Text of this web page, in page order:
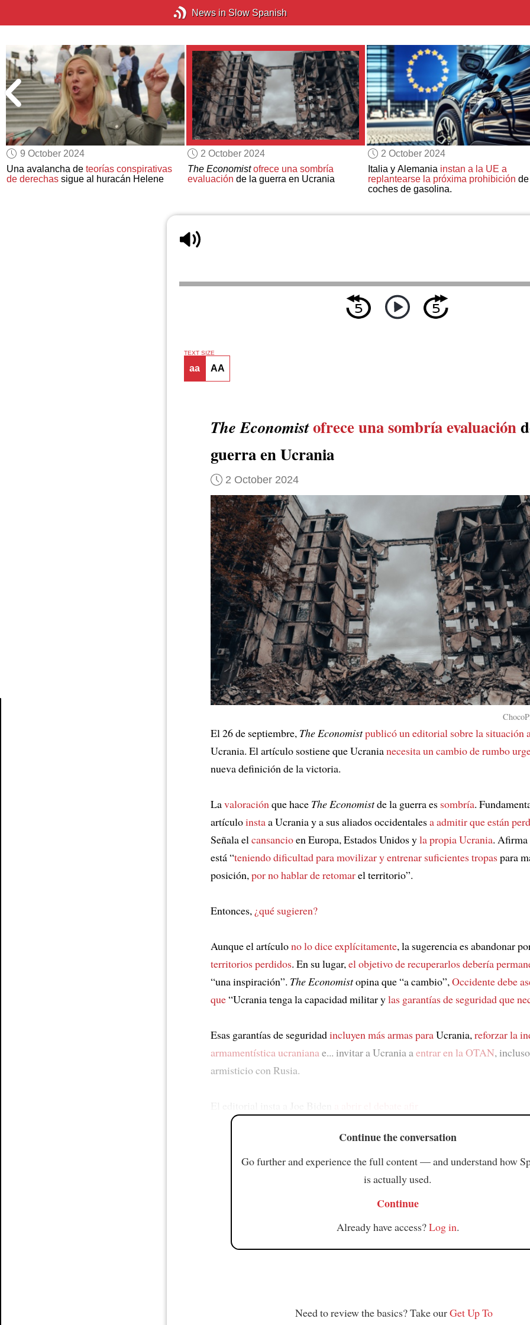
News in Slow Spanish
9 October 2024
Una avalancha deteorías conspirativas
de derechas sigue al huracán Helene
2 October 2024
The Economist ofrece una sombría
evaluación de la guerra en Ucrania
2 October 2024
Italia y Alemania instan a la UE a
replantearse la próxima prohibición
coches de gasolina.
TEXT SIZE
aa AA
The Economistofrece una sombría evaluación
guerra en Ucrania
2 October 2024
El 26 de septiembre, The Economistpublicó un editorial sobre la situación
Ucrania. El artículo sostiene que Ucranianecesita un cambio de rumbo
nueva definición de la victoria.
Lavaloración que hace The Economistde la guerra es sombría.
artículoinstaa Ucrania y a sus aliados occidentalesa admitir que están
Señala el cansancioen Europa, Estados Unidos yla propia Ucrania. Afirma
está “teniendo dificultad para movilizar y entrenar suficientes tropaspara
posición, por no hablar de retomarel territorio”.
Entonces, ¿qué sugieren?
Aunque el artículono lo dice explícitamente, la sugerencia es abandonar
territorios perdidos. En su lugar, el objetivo de recuperarlos debería
“una inspiración”. The Economistopina que “a cambio”, Occidente debe
que“Ucrania tenga la capacidad militar ylas garantías de seguridad que
Esas garantías de seguridadincluyen más armas paraUcrania, reforzar la
armamentística ucraniana e... invitar a Ucrania a entrar en la OTAN,
armisticio con Rusia.
Continue the conversation
Go further and experience the full content — and understand how
is actually used.
Continue
Already have access?Log in.
Need to review the basics? Take ourGet Up To